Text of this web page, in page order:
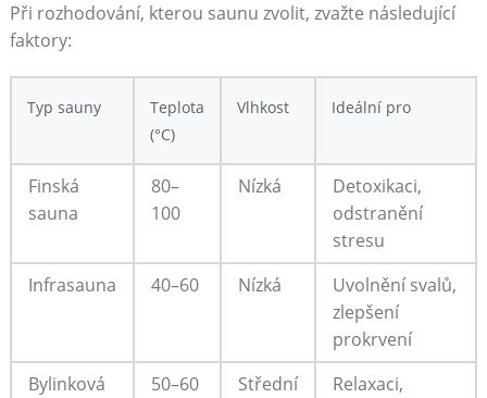
Při rozhodování, kterou saunu zvolit, zvažte následující
faktory:
Typ sauny
Teplota
(°C)
Vlhkost Ideální pro
Finská
sauna
80–
100
Nízká
Detoxikaci,
odstranění
stresu
Infrasauna
40–60 Nízká
Uvolnění svalů,
zlepšení
prokrvení
Bylinková
50–60 Střední
Relaxaci,